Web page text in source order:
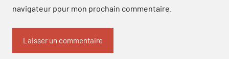
navigateur pour mon prochain commentaire.